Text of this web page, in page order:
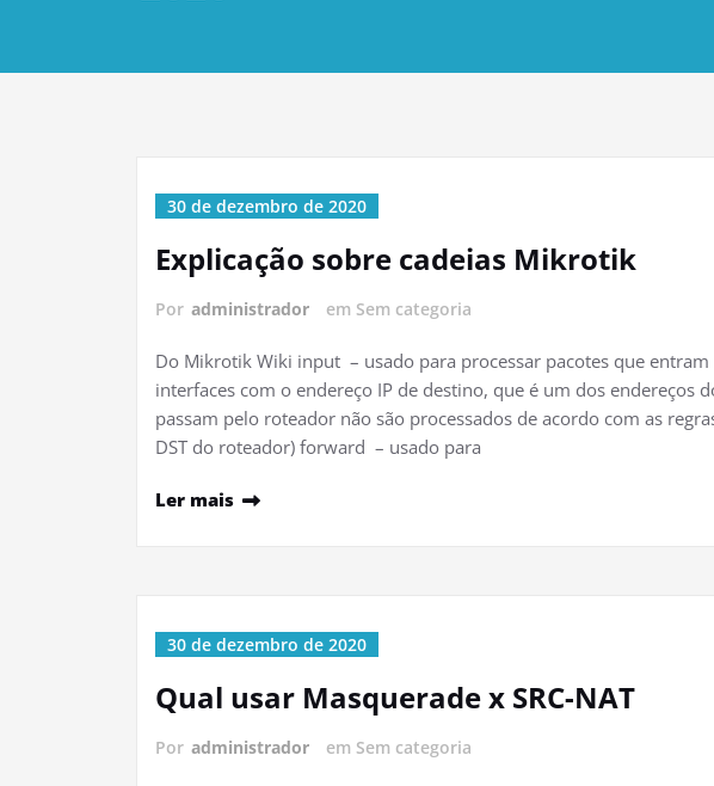
30 de dezembro de 2020
Explicação sobre cadeias Mikrotik
Por administrador em Sem categoria
Do Mikrotik Wiki input – usado para processar pacotes que
interfaces com o endereço IP de destino, que é um dos endereços
passam pelo roteador não são processados ​​de acordo com as
DST do roteador) forward – usado para
Ler mais
30 de dezembro de 2020
Qual usar Masquerade x SRC-NAT
Por administrador em Sem categoria